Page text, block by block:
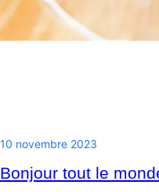
10 novembre 2023
Bonjour tout le